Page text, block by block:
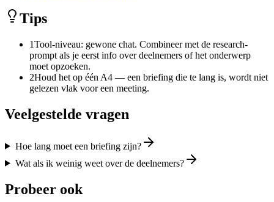
Tips
1Tool-niveau: gewone chat. Combineer met de research-
prompt als je eerst info over deelnemers of het onderwerp
moet opzoeken.
2Houd het op één A4 — een briefing die te lang is, wordt niet
gelezen vlak voor een meeting.
Veelgestelde vragen
Hoe lang moet een briefing zijn?
Wat als ik weinig weet over de deelnemers?
Probeer ook